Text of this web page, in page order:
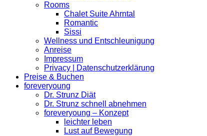
Rooms
Chalet Suite Ahrntal
Romantic
Sissi
Wellness und Entschleunigung
Anreise
Impressum
Privacy | Datenschutzerklärung
Preise & Buchen
foreveryoung
Dr. Strunz Diät
Dr. Strunz schnell abnehmen
foreveryoung – Konzept
leichter leben
Lust auf Bewegung